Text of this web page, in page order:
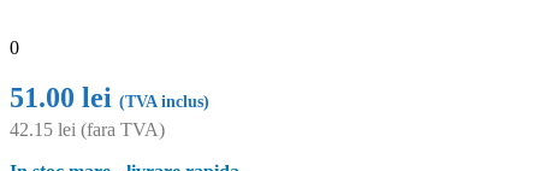
0
51.00 lei (TVA inclus)
42.15 lei (fara TVA)